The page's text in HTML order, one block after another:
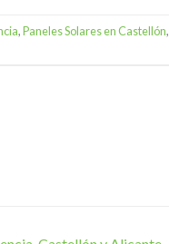
,Paneles Solares en Castellón,